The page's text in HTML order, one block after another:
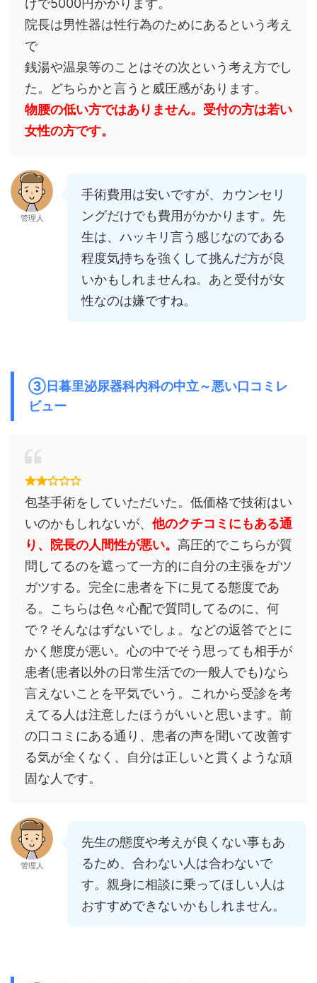
けで5000円かかります。
院長は男性器は性行為のためにあるという考え
で
銭湯や温泉等のことはその次という考え方でし
た。どちらかと言うと威圧感があります。
物腰の低い方ではありません。受付の方は若い
女性の方です。
管理人
手術費用は安いですが、カウンセリ
ングだけでも費用がかかります。先
生は、ハッキリ言う感じなのである
程度気持ちを強くして挑んだ方が良
いかもしれませんね。あと受付が女
性なのは嫌ですね。
③日暮里泌尿器科内科の中立～悪い口コミレ
ビュー
包茎手術をしていただいた。低価格で技術はい
いのかもしれないが、 他のクチコミにもある通
り、院長の人間性が悪い。 高圧的でこちらが質
問してるのを遮って一方的に自分の主張をガツ
ガツする。完全に患者を下に見てる態度であ
る。こちらは色々心配で質問してるのに、何
で？そんなはずないでしょ。などの返答でとに
かく態度が悪い。心の中でそう思っても相手が
患者(患者以外の日常生活での一般人でも)なら
言えないことを平気でいう。これから受診を考
えてる人は注意したほうがいいと思います。前
の口コミにある通り、患者の声を聞いて改善す
る気が全くなく、自分は正しいと貫くような頑
固な人です。
管理人
先生の態度や考えが良くない事もあ
るため、合わない人は合わないで
す。親身に相談に乗ってほしい人は
おすすめできないかもしれません。